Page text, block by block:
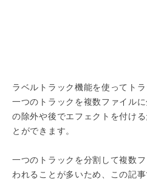
ラベルトラック機能を使ってト
一つのトラックを複数ファイル
の除外や後でエフェクトを付け
とができます。
一つのトラックを分割して複数
われることが多いため、この記事